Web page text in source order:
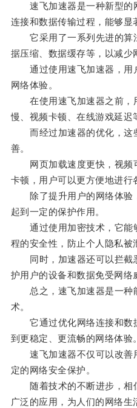
速飞加速器是一种新型的
连接和数据传输过程，能够显
它采用了一系列先进的算
据压缩、数据缓存等，以减少
通过使用速飞加速器，用
网络体验。
在使用速飞加速器之前，
慢、视频卡顿、在线游戏延迟
而经过加速器的优化，这
善。
网页加载速度更快，视频
卡顿，用户可以更方便地进行
除了提升用户的网络体验
起到一定的保护作用。
通过使用加密技术，它能
程的安全性，防止个人隐私被
同时，加速器还可以拦截
护用户的设备和数据免受网络
总之，速飞加速器是一种
术。
它通过优化网络连接和数
到更稳定、更流畅的网络体验。
速飞加速器不仅可以改善
定的网络安全保护。
随着技术的不断进步，相
广泛的应用，为人们的网络生